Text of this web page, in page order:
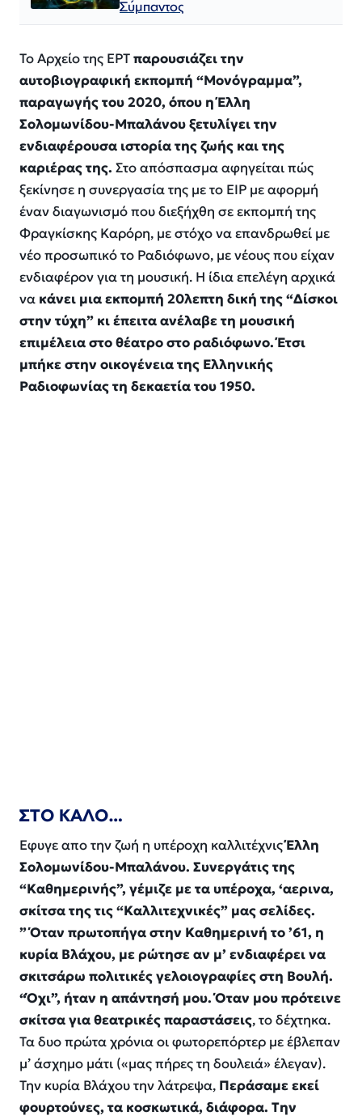
Σύμπαντος
Το Αρχείο της ΕΡΤπαρουσιάζει την
αυτοβιογραφική εκπομπή “Μονόγραμμα”,
παραγωγής του 2020, όπου η Έλλη
Σολομωνίδου-Μπαλάνου ξετυλίγει την
ενδιαφέρουσα ιστορία της ζωής και της
καριέρας της. Στο απόσπασμα αφηγείται πώς
ξεκίνησε η συνεργασία της με το ΕΙΡ με αφορμή
έναν διαγωνισμό που διεξήχθη σε εκπομπή της
Φραγκίσκης Καρόρη, με στόχο να επανδρωθεί με
νέο προσωπικό το Ραδιόφωνο, με νέους που είχαν
ενδιαφέρον για τη μουσική. Η ίδια επελέγη αρχικά
να κάνει μια εκπομπή 20λεπτη δική της “Δίσκοι
στην τύχη” κι έπειτα ανέλαβε τη μουσική
επιμέλεια στο θέατρο στο ραδιόφωνο. Έτσι
μπήκε στην οικογένεια της Ελληνικής
Ραδιοφωνίας τη δεκαετία του 1950.
ΣΤΟ ΚΑΛΟ…
Εφυγε απο την ζωή η υπέροχη καλλιτέχνιςΈλλη
Σολομωνίδου-Μπαλάνου. Συνεργάτις της
“Καθημερινής”, γέμιζε με τα υπέροχα, ‘αερινα,
σκίτσα της τις “Καλλιτεχνικές” μας σελίδες.
” Όταν πρωτοπήγα στην Καθημερινή το ’61, η
κυρία Βλάχου, με ρώτησε αν μ’ ενδιαφέρει να
σκιτσάρω πολιτικές γελοιογραφίες στη Βουλή.
“Όχι”, ήταν η απάντησή μου. Όταν μου πρότεινε
σκίτσα για θεατρικές παραστάσεις, το δέχτηκα.
Τα δυο πρώτα χρόνια οι φωτορεπόρτερ με έβλεπαν
μ’ άσχημο μάτι («μας πήρες τη δουλειά» έλεγαν).
Την κυρία Βλάχου την λάτρεψα, Περάσαμε εκεί
φουρτούνες, τα κοσκωτικά, διάφορα. Την